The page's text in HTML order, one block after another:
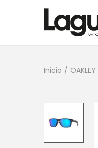
Inicio / OAKLEY